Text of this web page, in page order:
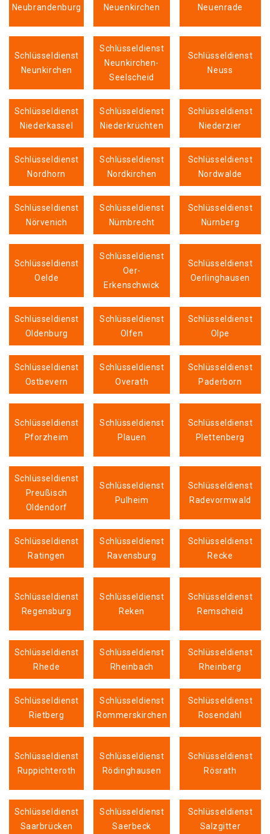
Neubrandenburg
Neuenkirchen
Neuenrade
Schlüsseldienst
Neunkirchen
Schlüsseldienst
Neunkirchen-
Seelscheid
Schlüsseldienst
Neuss
Schlüsseldienst
Niederkassel
Schlüsseldienst
Niederkrüchten
Schlüsseldienst
Niederzier
Schlüsseldienst
Nordhorn
Schlüsseldienst
Nordkirchen
Schlüsseldienst
Nordwalde
Schlüsseldienst
Nörvenich
Schlüsseldienst
Nümbrecht
Schlüsseldienst
Nürnberg
Schlüsseldienst
Oelde
Schlüsseldienst
Oer-
Erkenschwick
Schlüsseldienst
Oerlinghausen
Schlüsseldienst
Oldenburg
Schlüsseldienst
Olfen
Schlüsseldienst
Olpe
Schlüsseldienst
Ostbevern
Schlüsseldienst
Overath
Schlüsseldienst
Paderborn
Schlüsseldienst
Pforzheim
Schlüsseldienst
Plauen
Schlüsseldienst
Plettenberg
Schlüsseldienst
Preußisch
Oldendorf
Schlüsseldienst
Pulheim
Schlüsseldienst
Radevormwald
Schlüsseldienst
Ratingen
Schlüsseldienst
Ravensburg
Schlüsseldienst
Recke
Schlüsseldienst
Regensburg
Schlüsseldienst
Reken
Schlüsseldienst
Remscheid
Schlüsseldienst
Rhede
Schlüsseldienst
Rheinbach
Schlüsseldienst
Rheinberg
Schlüsseldienst
Rietberg
Schlüsseldienst
Rommerskirchen
Schlüsseldienst
Rosendahl
Schlüsseldienst
Ruppichteroth
Schlüsseldienst
Rödinghausen
Schlüsseldienst
Rösrath
Schlüsseldienst
Saarbrücken
Schlüsseldienst
Saerbeck
Schlüsseldienst
Salzgitter